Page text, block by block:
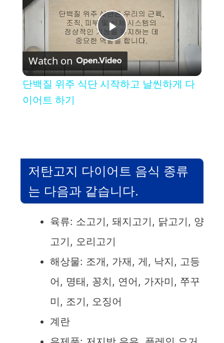
P
l
V
i
d
e
o
Watch on
단백질 위주 식단 시작하고 날씬하게 다
이어트 하기
저탄고지 다이어트 음식 종류
는 다음과 같습니다.
육류: 소고기, 돼지고기, 닭고기, 양
고기, 오리고기
해상물: 조개, 가재, 게, 낙지, 고등
어, 명태, 꽁치, 연어, 가자미, 쭈꾸
미, 조기, 오징어
계란